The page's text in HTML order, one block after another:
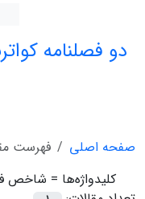
دو فصلنامه
صفحه اصلی
فهرست
کلیدواژه‌ها = شاخص